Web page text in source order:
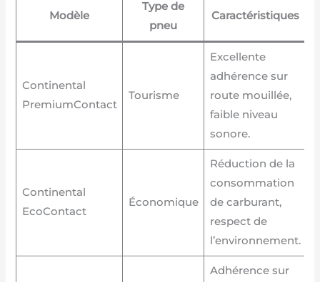
Modèle
Type de
pneu
Caractéristiques
Continental
PremiumContact
Tourisme
Excellente
adhérence sur
route mouillée,
faible niveau
sonore.
Continental
EcoContact
Économique
Réduction de la
consommation
de carburant,
respect de
l’environnement.
Adhérence sur